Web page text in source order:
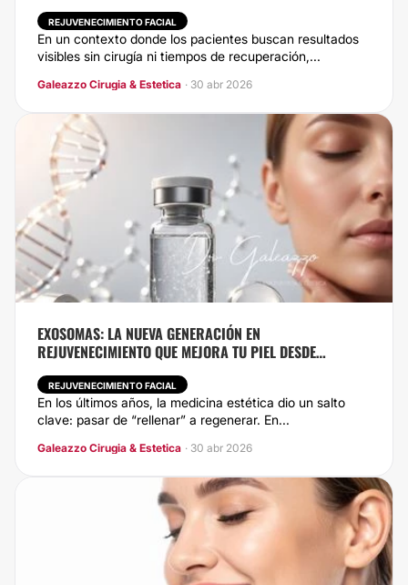
REJUVENECIMIENTO FACIAL
En un contexto donde los pacientes buscan resultados
visibles sin cirugía ni tiempos de recuperación,...
Galeazzo Cirugia & Estetica · 30 abr 2026
EXOSOMAS: LA NUEVA GENERACIÓN EN
REJUVENECIMIENTO QUE MEJORA TU PIEL DESDE
ADENTRO
REJUVENECIMIENTO FACIAL
En los últimos años, la medicina estética dio un salto
clave: pasar de “rellenar” a regenerar. En...
Galeazzo Cirugia & Estetica · 30 abr 2026